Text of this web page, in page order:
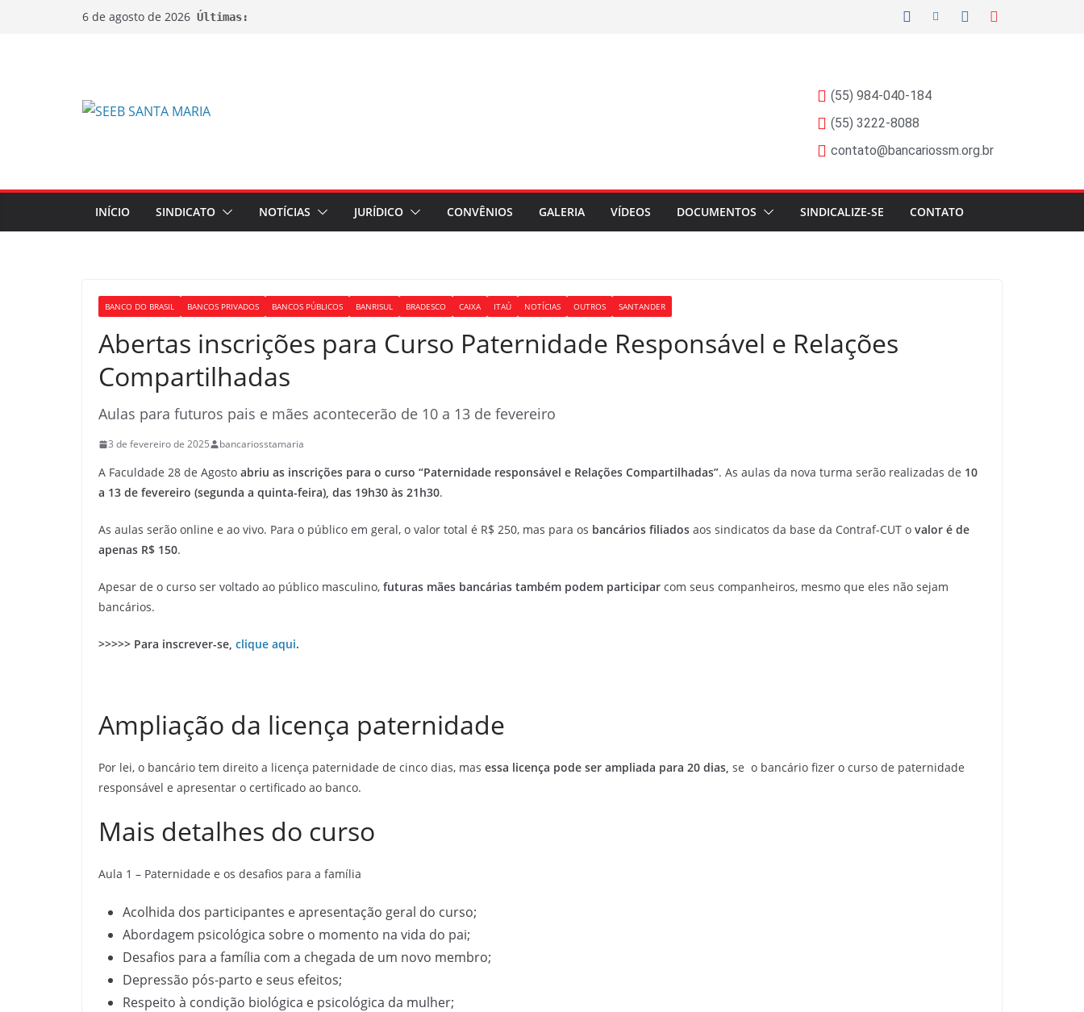
6 de agosto de 2026 Últimas:
(55) 984-040-184
(55) 3222-8088
contato@bancariossm.org.br
INÍCIO SINDICATO NOTÍCIAS JURÍDICO CONVÊNIOS GALERIA VÍDEOS DOCUMENTOS SINDICALIZE-SE CONTATO
BANCO DO BRASIL BANCOS PRIVADOS BANCOS PÚBLICOS BANRISUL BRADESCO CAIXA ITAÚ NOTÍCIAS OUTROS SANTANDER
Abertas inscrições para Curso Paternidade Responsável e Relações
Compartilhadas
Aulas para futuros pais e mães acontecerão de 10 a 13 de fevereiro
3 de fevereiro de 2025 bancariosstamaria
A Faculdade 28 de Agosto abriu as inscrições para o curso “Paternidade responsável e Relações Compartilhadas”. As aulas da nova turma serão realizadas de 10
a 13 de fevereiro (segunda a quinta-feira), das 19h30 às 21h30.
As aulas serão online e ao vivo. Para o público em geral, o valor total é R$ 250, mas para os bancários filiados aos sindicatos da base da Contraf-CUT o valor é de
apenas R$ 150.
Apesar de o curso ser voltado ao público masculino, futuras mães bancárias também podem participar com seus companheiros, mesmo que eles não sejam
bancários.
>>>>> Para inscrever-se, clique aqui.
Ampliação da licença paternidade
Por lei, o bancário tem direito a licença paternidade de cinco dias, mas essa licença pode ser ampliada para 20 dias, se o bancário fizer o curso de paternidade
responsável e apresentar o certificado ao banco.
Mais detalhes do curso
Aula 1 – Paternidade e os desafios para a família
Acolhida dos participantes e apresentação geral do curso;
Abordagem psicológica sobre o momento na vida do pai;
Desafios para a família com a chegada de um novo membro;
Depressão pós-parto e seus efeitos;
Respeito à condição biológica e psicológica da mulher;